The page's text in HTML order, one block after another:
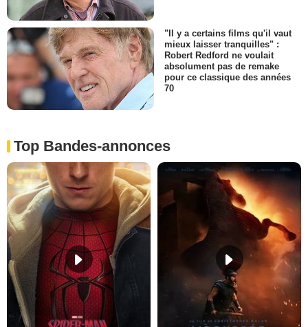
"Il y a certains films qu'il vaut
mieux laisser tranquilles" :
Robert Redford ne voulait
absolument pas de remake
pour ce classique des années
70
Top Bandes-annonces